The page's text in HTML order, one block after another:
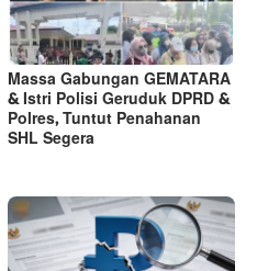
Massa Gabungan GEMATARA
& Istri Polisi Geruduk DPRD &
Polres, Tuntut Penahanan
SHL Segera